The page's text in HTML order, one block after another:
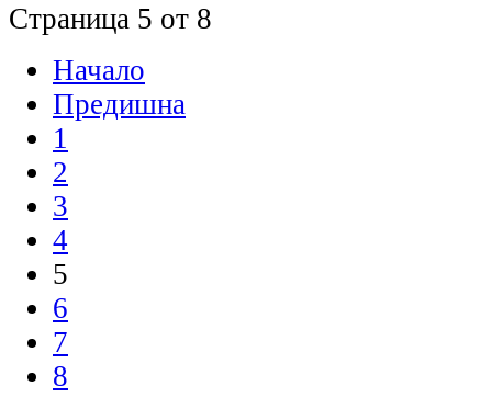
Страница 5 от 8
Начало
Предишна
1
2
3
4
5
6
7
8